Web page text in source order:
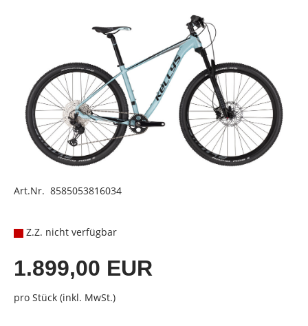
Art.Nr. 8585053816034
Z.Z. nicht verfügbar
1.899,00 EUR
pro Stück (inkl. MwSt.)